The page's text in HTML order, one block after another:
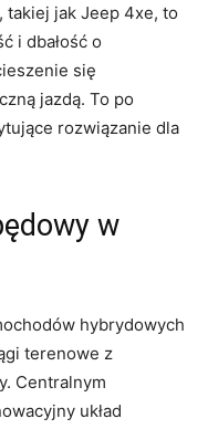
‌takiej⁤ jak Jeep 4xe, to‍
i dbałość o‍
się
jazdą. To ‍po
rozwiązanie dla
w
⁤hybrydowych
terenowe⁢ z
⁣Centralnym
układ